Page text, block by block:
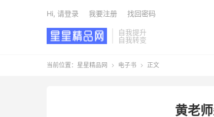
自我提升
自我转变
Hi, 请登录 我要注册 找回密码
当前位置： 星星精品网  电子书  正文
黄老